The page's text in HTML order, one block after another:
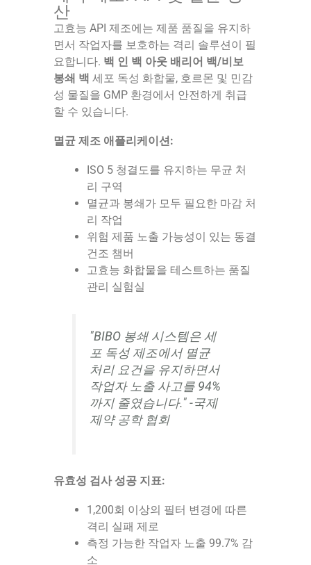
산
고효능 API 제조에는 제품 품질을 유지하
면서 작업자를 보호하는 격리 솔루션이 필
요합니다. 백 인 백 아웃 배리어 백/비보
봉쇄 백 세포 독성 화합물, 호르몬 및 민감
성 물질을 GMP 환경에서 안전하게 취급
할 수 있습니다.
멸균 제조 애플리케이션:
ISO 5 청결도를 유지하는 무균 처
리 구역
멸균과 봉쇄가 모두 필요한 마감 처
리 작업
위험 제품 노출 가능성이 있는 동결
건조 챔버
고효능 화합물을 테스트하는 품질
관리 실험실
"BIBO 봉쇄 시스템은 세
포 독성 제조에서 멸균
처리 요건을 유지하면서
작업자 노출 사고를 94%
까지 줄였습니다." -국제
제약 공학 협회
유효성 검사 성공 지표:
1,200회 이상의 필터 변경에 따른
격리 실패 제로
측정 가능한 작업자 노출 99.7% 감
소